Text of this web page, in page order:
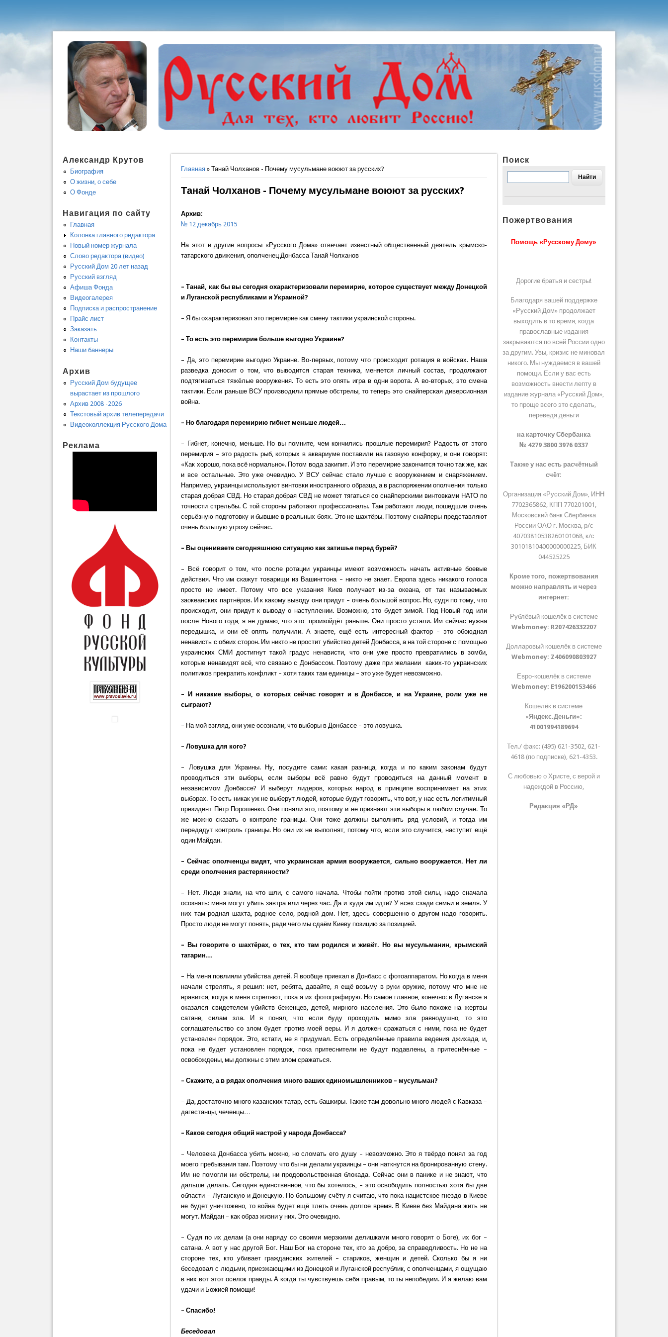
Вы здесь
Главная » Танай Чолханов - Почему мусульмане воюют за русских?
Танай Чолханов - Почему мусульмане воюют за русских?
Архив:
№ 12 декабрь 2015
На этот и другие вопросы «Русского Дома» отвечает известный общественный деятель крымско-
татарского движения, ополченец Донбасса Танай Чолханов
– Танай, как бы вы сегодня охарактеризовали перемирие, которое существует между Донецкой
и Луганской республиками и Украиной?
– Я бы охарактеризовал это перемирие как смену тактики украинской стороны.
– То есть это перемирие больше выгодно Украине?
– Да, это перемирие выгодно Украине. Во-первых, потому что происходит ротация в войсках. Наша
разведка доносит о том, что выводится старая техника, меняется личный состав, продолжают
подтягиваться тяжёлые вооружения. То есть это опять игра в одни ворота. А во-вторых, это смена
тактики. Если раньше ВСУ производили прямые обстрелы, то теперь это снайперская диверсионная
война.
– Но благодаря перемирию гибнет меньше людей…
– Гибнет, конечно, меньше. Но вы помните, чем кончились прошлые перемирия? Радость от этого
перемирия – это радость рыб, которых в аквариуме поставили на газовую конфорку, и они говорят:
«Как хорошо, пока всё нормально». Потом вода закипит. И это перемирие закончится точно так же, как
и все остальные. Это уже очевидно. У ВСУ сейчас стало лучше с вооружением и снаряжением.
Например, украинцы используют винтовки иностранного образца, а в распоряжении ополчения только
старая добрая СВД. Но старая добрая СВД не может тягаться со снайперскими винтовками НАТО по
точности стрельбы. С той стороны работают профессионалы. Там работают люди, пошедшие очень
серьёзную подготовку и бывшие в реальных боях. Это не шахтёры. Поэтому снайперы представляют
очень большую угрозу сейчас.
– Вы оцениваете сегодняшнюю ситуацию как затишье перед бурей?
– Всё говорит о том, что после ротации украинцы имеют возможность начать активные боевые
действия. Что им скажут товарищи из Вашингтона – никто не знает. Европа здесь никакого голоса
просто не имеет. Потому что все указания Киев получает из-за океана, от так называемых
заокеанских партнёров. И к какому выводу они придут – очень большой вопрос. Но, судя по тому, что
происходит, они придут к выводу о наступлении. Возможно, это будет зимой. Под Новый год или
после Нового года, я не думаю, что это произойдёт раньше. Они просто устали. Им сейчас нужна
передышка, и они её опять получили. А знаете, ещё есть интересный фактор – это обоюдная
ненависть с обеих сторон. Им никто не простит убийство детей Донбасса, а на той стороне с помощью
украинских СМИ достигнут такой градус ненависти, что они уже просто превратились в зомби,
которые ненавидят всё, что связано с Донбассом. Поэтому даже при желании каких-то украинских
политиков прекратить конфликт – хотя таких там единицы – это уже будет невозможно.
– И никакие выборы, о которых сейчас говорят и в Донбассе, и на Украине, роли уже не
сыграют?
– На мой взгляд, они уже осознали, что выборы в Донбассе – это ловушка.
– Ловушка для кого?
– Ловушка для Украины. Ну, посудите сами: какая разница, когда и по каким законам будут
проводиться эти выборы, если выборы всё равно будут проводиться на данный момент в
независимом Донбассе? И выберут лидеров, которых народ в принципе воспринимает на этих
выборах. То есть никак уж не выберут людей, которые будут говорить, что вот, у нас есть легитимный
президент Пётр Порошенко. Они поняли это, поэтому и не признают эти выборы в любом случае. То
же можно сказать о контроле границы. Они тоже должны выполнить ряд условий, и тогда им
передадут контроль границы. Но они их не выполнят, потому что, если это случится, наступит ещё
один Майдан.
– Сейчас ополченцы видят, что украинская армия вооружается, сильно вооружается. Нет ли
среди ополчения растерянности?
– Нет. Люди знали, на что шли, с самого начала. Чтобы пойти против этой силы, надо сначала
осознать: меня могут убить завтра или через час. Да и куда им идти? У всех сзади семьи и земля. У
них там родная шахта, родное село, родной дом. Нет, здесь совершенно о другом надо говорить.
Просто люди не могут понять, ради чего мы сдаём Киеву позицию за позицией.
– Вы говорите о шахтёрах, о тех, кто там родился и живёт. Но вы мусульманин, крымский
татарин…
– На меня повлияли убийства детей. Я вообще приехал в Донбасс с фотоаппаратом. Но когда в меня
начали стрелять, я решил: нет, ребята, давайте, я ещё возьму в руки оружие, потому что мне не
нравится, когда в меня стреляют, пока я их фотографирую. Но самое главное, конечно: в Луганске я
оказался свидетелем убийств беженцев, детей, мирного населения. Это было похоже на жертвы
сатане, силам зла. И я понял, что если буду проходить мимо зла равнодушно, то это
соглашательство со злом будет против моей веры. И я должен сражаться с ними, пока не будет
установлен порядок. Это, кстати, не я придумал. Есть определённые правила ведения джихада, и,
пока не будет установлен порядок, пока притеснители не будут подавлены, а притеснённые –
освобождены, мы должны с этим злом сражаться.
– Скажите, а в рядах ополчения много ваших единомышленников – мусульман?
– Да, достаточно много казанских татар, есть башкиры. Также там довольно много людей с Кавказа –
дагестанцы, чеченцы…
– Каков сегодня общий настрой у народа Донбасса?
– Человека Донбасса убить можно, но сломать его душу – невозможно. Это я твёрдо понял за год
моего пребывания там. Поэтому что бы ни делали украинцы – они наткнутся на бронированную стену.
Им не помогли ни обстрелы, ни продовольственная блокада. Сейчас они в панике и не знают, что
дальше делать. Сегодня единственное, что бы хотелось, – это освободить полностью хотя бы две
области – Луганскую и Донецкую. По большому счёту я считаю, что пока нацистское гнездо в Киеве
не будет уничтожено, то война будет ещё тлеть очень долгое время. В Киеве без Майдана жить не
могут. Майдан – как образ жизни у них. Это очевидно.
– Судя по их делам (а они наряду со своими мерзкими делишками много говорят о Боге), их бог –
сатана. А вот у нас другой Бог. Наш Бог на стороне тех, кто за добро, за справедливость. Но не на
стороне тех, кто убивает гражданских жителей – стариков, женщин и детей. Сколько бы я ни
беседовал с людьми, приезжающими из Донецкой и Луганской республик, с ополченцами, я ощущаю
в них вот этот оселок правды. А когда ты чувствуешь себя правым, то ты непобедим. И я желаю вам
удачи и Божией помощи!
– Спасибо!
Беседовал
Александр Крутов
Биография
О жизни, о себе
О Фонде
Навигация по сайту
Главная
Колонка главного редактора
Новый номер журнала
Слово редактора (видео)
Русский Дом 20 лет назад
Русский взгляд
Афиша Фонда
Видеогалерея
Подписка и распространение
Прайс лист
Заказать
Контакты
Наши баннеры
Архив
Русский Дом будущее
вырастает из прошлого
Архив 2008 -2026
Текстовый архив телепередачи
Видеоколлекция Русского Дома
Реклама
Поиск
Пожертвования
Помощь «Русскому Дому»
Дорогие братья и сестры!
Благодаря вашей поддержке
«Русский Дом» продолжает
выходить в то время, когда
православные издания
закрываются по всей России одно
за другим. Увы, кризис не миновал
никого. Мы нуждаемся в вашей
помощи. Если у вас есть
возможность внести лепту в
издание журнала «Русский Дом»,
то проще всего это сделать,
переведя деньги
на карточку Сбербанка
№ 4279 3800 3976 0337
Также у нас есть расчётный
счёт:
Организация «Русский Дом», ИНН
7702365862, КПП 770201001,
Московский банк Сбербанка
России ОАО г. Москва, р/с
40703810538260101068, к/с
30101810400000000225, БИК
044525225
Кроме того, пожертвования
можно направлять и через
интернет:
Рублёвый кошелёк в системе
Webmoney: R207426332207
Долларовый кошелёк в системе
Webmoney: Z406090803927
Евро-кошелёк в системе
Webmoney: E196200153466
Кошелёк в системе
«Яндекс.Деньги»:
41001994189694
Тел./ факс: (495) 621-3502, 621-
4618 (по подписке), 621-4353.
С любовью о Христе, с верой и
надеждой в Россию,
Редакция «РД»